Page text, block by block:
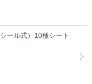
ール式）10種シート